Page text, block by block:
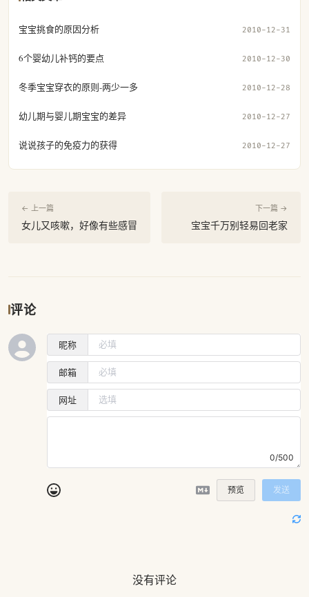
宝宝挑食的原因分析 2010-12-31
6个婴幼儿补钙的要点 2010-12-30
冬季宝宝穿衣的原则-两少一多 2010-12-28
幼儿期与婴儿期宝宝的差异 2010-12-27
说说孩子的免疫力的获得 2010-12-27
← 上一篇
女儿又咳嗽，好像有些感冒
下一篇 →
宝宝千万别轻易回老家
评论
昵称
邮箱
网址
0/500
预览 发送
没有评论